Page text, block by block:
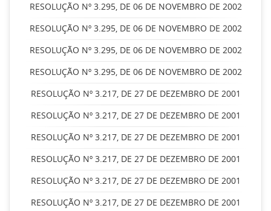
RESOLUÇÃO Nº 3.295, DE 06 DE NOVEMBRO DE 2002
RESOLUÇÃO Nº 3.295, DE 06 DE NOVEMBRO DE 2002
RESOLUÇÃO Nº 3.295, DE 06 DE NOVEMBRO DE 2002
RESOLUÇÃO Nº 3.295, DE 06 DE NOVEMBRO DE 2002
RESOLUÇÃO Nº 3.217, DE 27 DE DEZEMBRO DE 2001
RESOLUÇÃO Nº 3.217, DE 27 DE DEZEMBRO DE 2001
RESOLUÇÃO Nº 3.217, DE 27 DE DEZEMBRO DE 2001
RESOLUÇÃO Nº 3.217, DE 27 DE DEZEMBRO DE 2001
RESOLUÇÃO Nº 3.217, DE 27 DE DEZEMBRO DE 2001
RESOLUÇÃO Nº 3.217, DE 27 DE DEZEMBRO DE 2001